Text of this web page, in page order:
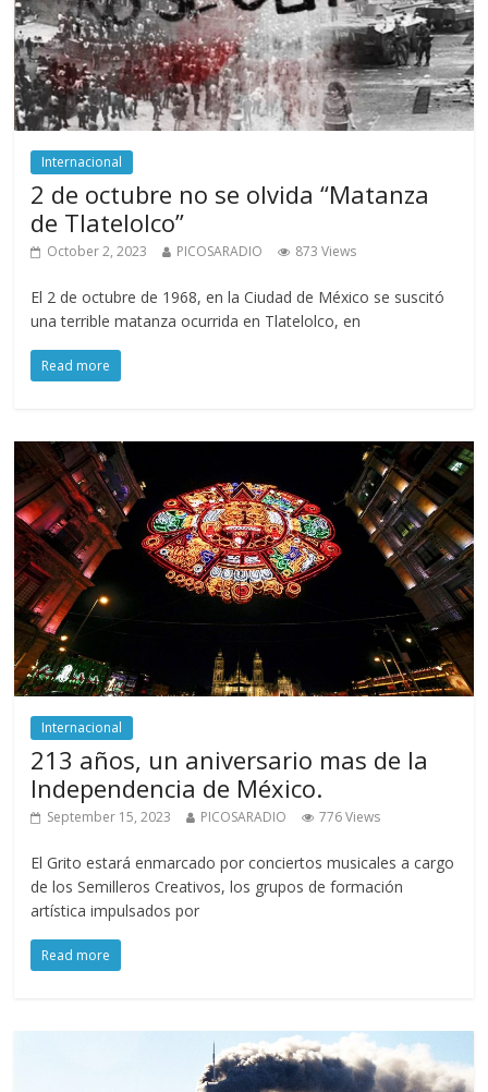
Internacional
2 de octubre no se olvida “Matanza
de Tlatelolco”
October 2, 2023 PICOSARADIO 873 Views
El 2 de octubre de 1968, en la Ciudad de México se suscitó
una terrible matanza ocurrida en Tlatelolco, en
Read more
Internacional
213 años, un aniversario mas de la
Independencia de México.
September 15, 2023 PICOSARADIO 776 Views
El Grito estará enmarcado por conciertos musicales a cargo
de los Semilleros Creativos, los grupos de formación
artística impulsados por
Read more